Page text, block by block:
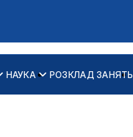
Машинобудування
Машинобудування
НАУКА РОЗКЛАД ЗАНЯТЬ